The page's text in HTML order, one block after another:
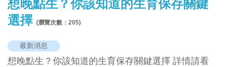
想晚點生？你該知道的生育保存關鍵
選擇 (瀏覽次數：205)
最新消息
想晚點生？你該知道的生育保存關鍵選擇 詳情請看